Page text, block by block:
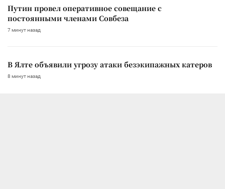
Путин провел оперативное совещание с
постоянными членами Совбеза
7 минут назад
В Ялте объявили угрозу атаки безэкипажных катеров
8 минут назад